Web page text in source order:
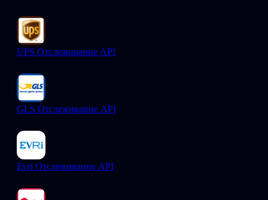
UPS Отслеживание API
GLS Отслеживание API
Evri Отслеживание API